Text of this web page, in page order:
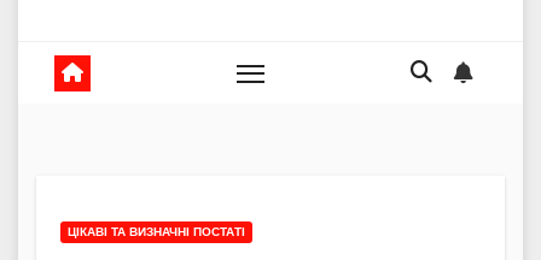
ЦІКАВІ ТА ВИЗНАЧНІ ПОСТАТІ